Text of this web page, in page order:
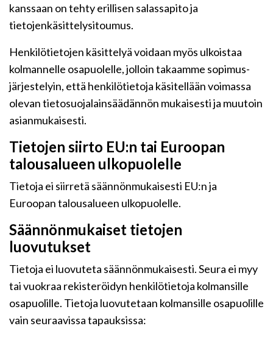
kanssaan on tehty erillisen salassapito ja
tietojenkäsittelysitoumus.
Henkilötietojen käsittelyä voidaan myös ulkoistaa
kolmannelle osapuolelle, jolloin takaamme sopimus-
järjestelyin, että henkilötietoja käsitellään voimassa
olevan tietosuojalainsäädännön mukaisesti ja muutoin
asianmukaisesti.
Tietojen siirto EU:n tai Euroopan
talousalueen ulkopuolelle
Tietoja ei siirretä säännönmukaisesti EU:n ja
Euroopan talousalueen ulkopuolelle.
Säännönmukaiset tietojen
luovutukset
Tietoja ei luovuteta säännönmukaisesti. Seura ei myy
tai vuokraa rekisteröidyn henkilötietoja kolmansille
osapuolille. Tietoja luovutetaan kolmansille osapuolille
vain seuraavissa tapauksissa: